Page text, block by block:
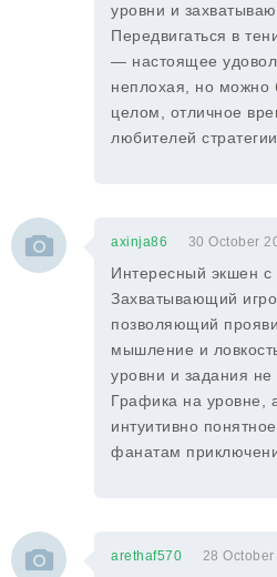
уровни и
Передвигаться в
— настоящее
неплохая, но можно
целом, отличное
любителей
axinja86 30 October
Интересный экшен с
Захватывающий
позволяющий
мышление и
уровни и задания не
Графика на уровне,
интуитивно
фанатам
arethaf570 28